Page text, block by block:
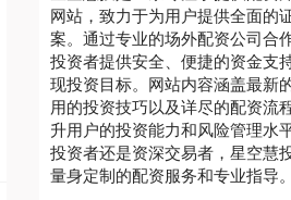
网站，致力于为用户提供全面的
案。通过专业的场外配资公司合
投资者提供安全、便捷的资金支
现投资目标。网站内容涵盖最新
用的投资技巧以及详尽的配资流
升用户的投资能力和风险管理水
投资者还是资深交易者，星空慧
量身定制的配资服务和专业指导。